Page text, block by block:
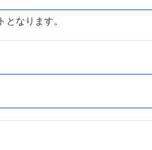
なります。